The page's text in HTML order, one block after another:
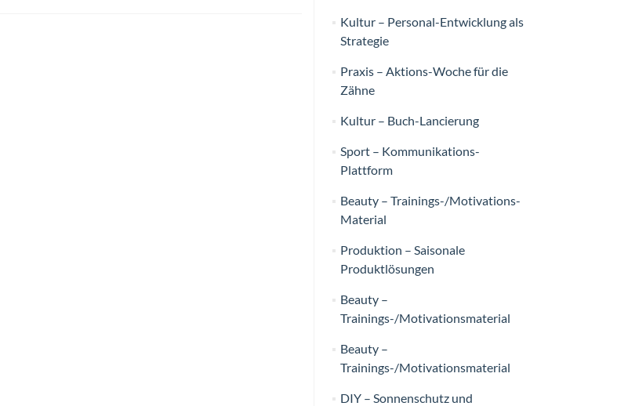
Kultur – Personal-Entwicklung als
Strategie
Praxis – Aktions-Woche für die
Zähne
Kultur – Buch-Lancierung
Sport – Kommunikations-
Plattform
Beauty – Trainings-/Motivations-
Material
Produktion – Saisonale
Produktlösungen
Beauty –
Trainings-/Motivationsmaterial
Beauty –
Trainings-/Motivationsmaterial
DIY – Sonnenschutz und